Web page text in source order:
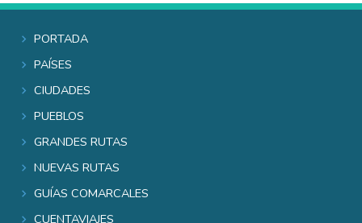
Portada
Países
Ciudades
Pueblos
Grandes rutas
Nuevas rutas
Guías comarcales
Cuentaviajes